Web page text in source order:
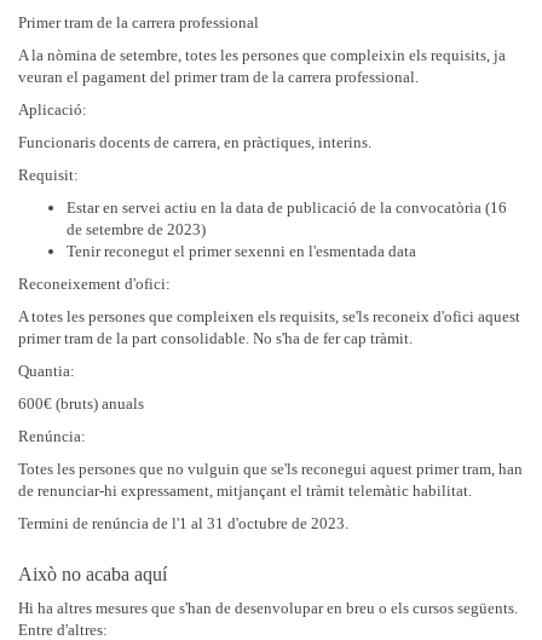
Primer tram de la carrera professional
A la nòmina de setembre, totes les persones que compleixin els requisits, ja
veuran el pagament del primer tram de la carrera professional.
Aplicació:
Funcionaris docents de carrera, en pràctiques, interins.
Requisit:
Estar en servei actiu en la data de publicació de la convocatòria (16
de setembre de 2023)
Tenir reconegut el primer sexenni en l'esmentada data
Reconeixement d'ofici:
A totes les persones que compleixen els requisits, se'ls reconeix d'ofici aquest
primer tram de la part consolidable. No s'ha de fer cap tràmit.
Quantia:
600€ (bruts) anuals
Renúncia:
Totes les persones que no vulguin que se'ls reconegui aquest primer tram, han
de renunciar-hi expressament, mitjançant el tràmit telemàtic habilitat.
Termini de renúncia de l'1 al 31 d'octubre de 2023.
Això no acaba aquí
Hi ha altres mesures que s'han de desenvolupar en breu o els cursos següents.
Entre d'altres: